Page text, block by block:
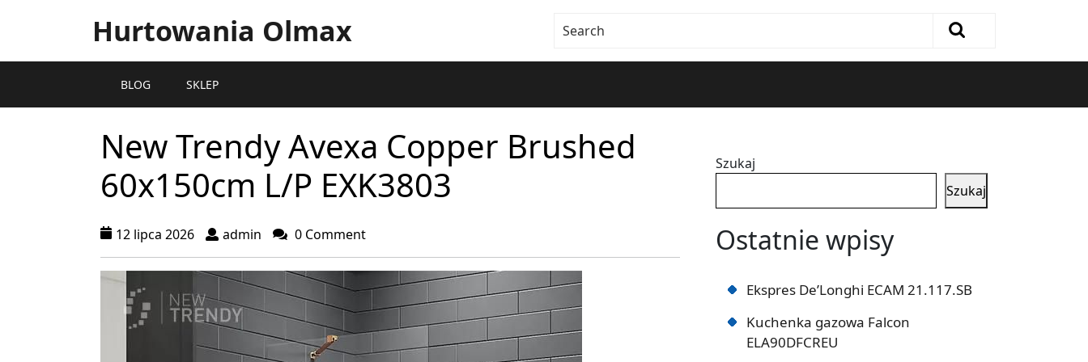
Hurtowania Olmax
BLOG SKLEP
New Trendy Avexa Copper Brushed
60x150cm L/P EXK3803
12 lipca 2026 admin 0 Comment
Szukaj
Szukaj
Ostatnie wpisy
Ekspres De’Longhi ECAM 21.117.SB
Kuchenka gazowa Falcon
ELA90DFCREU